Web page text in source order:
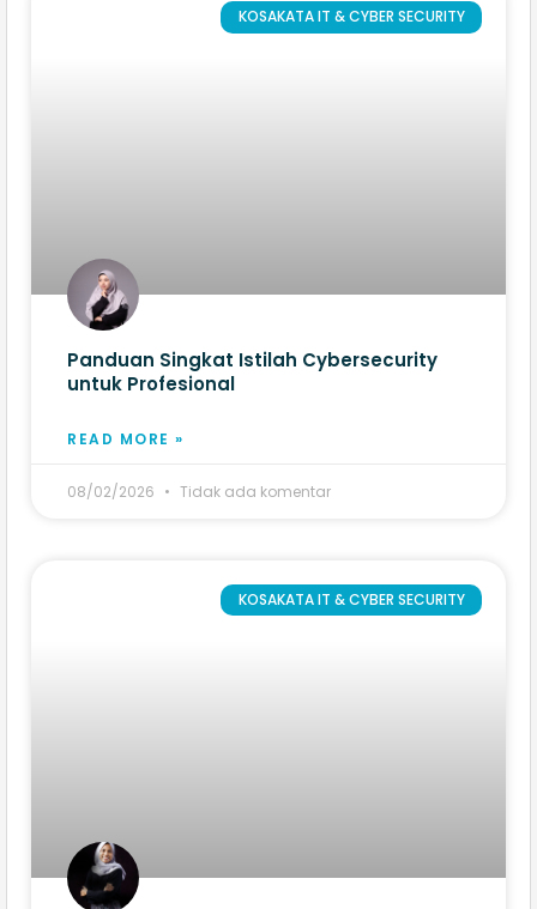
KOSAKATA IT & CYBER SECURITY
Panduan Singkat Istilah Cybersecurity
untuk Profesional
READ MORE »
08/02/2026 Tidak ada komentar
KOSAKATA IT & CYBER SECURITY